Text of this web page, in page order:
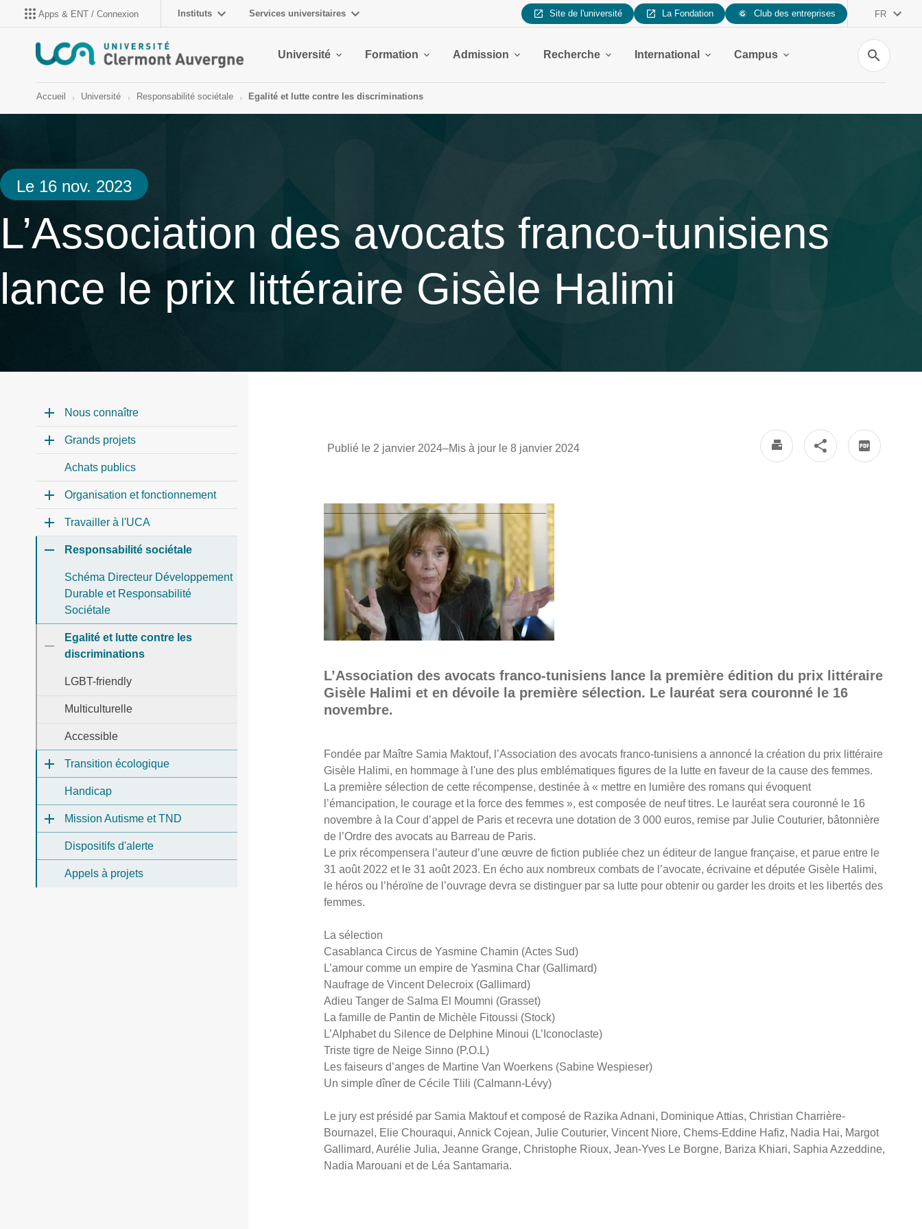
Apps & ENT / Connexion Instituts Services universitaires Site de l'université La Fondation Club des entreprises FR
Université Formation Admission Recherche International Campus
Recherche
Accueil Université Responsabilité sociétale Egalité et lutte contre les discriminations
Le 16 nov. 2023
L’Association des avocats franco-tunisiens
lance le prix littéraire Gisèle Halimi
Publié le 2 janvier 2024–Mis à jour le 8 janvier 2024
L’Association des avocats franco-tunisiens lance la première édition du prix littéraire
Gisèle Halimi et en dévoile la première sélection. Le lauréat sera couronné le 16
novembre.
Fondée par Maître Samia Maktouf, l’Association des avocats franco-tunisiens a annoncé la création du prix littéraire
Gisèle Halimi, en hommage à l'une des plus emblématiques figures de la lutte en faveur de la cause des femmes.
La première sélection de cette récompense, destinée à « mettre en lumière des romans qui évoquent
l’émancipation, le courage et la force des femmes », est composée de neuf titres. Le lauréat sera couronné le 16
novembre à la Cour d’appel de Paris et recevra une dotation de 3 000 euros, remise par Julie Couturier, bâtonnière
de l’Ordre des avocats au Barreau de Paris.
Le prix récompensera l’auteur d’une œuvre de fiction publiée chez un éditeur de langue française, et parue entre le
31 août 2022 et le 31 août 2023. En écho aux nombreux combats de l’avocate, écrivaine et députée Gisèle Halimi,
le héros ou l’héroïne de l’ouvrage devra se distinguer par sa lutte pour obtenir ou garder les droits et les libertés des
femmes.
La sélection
Casablanca Circus de Yasmine Chamin (Actes Sud)
L’amour comme un empire de Yasmina Char (Gallimard)
Naufrage de Vincent Delecroix (Gallimard)
Adieu Tanger de Salma El Moumni (Grasset)
La famille de Pantin de Michèle Fitoussi (Stock)
L’Alphabet du Silence de Delphine Minoui (L’Iconoclaste)
Triste tigre de Neige Sinno (P.O.L)
Les faiseurs d’anges de Martine Van Woerkens (Sabine Wespieser)
Un simple dîner de Cécile Tlili (Calmann-Lévy)
Le jury est présidé par Samia Maktouf et composé de Razika Adnani, Dominique Attias, Christian Charrière-
Bournazel, Elie Chouraqui, Annick Cojean, Julie Couturier, Vincent Niore, Chems-Eddine Hafiz, Nadia Hai, Margot
Gallimard, Aurélie Julia, Jeanne Grange, Christophe Rioux, Jean-Yves Le Borgne, Bariza Khiari, Saphia Azzeddine,
Nadia Marouani et de Léa Santamaria.
Nous connaître
Grands projets
Achats publics
Organisation et fonctionnement
Travailler à l'UCA
Responsabilité sociétale
Schéma Directeur Développement
Durable et Responsabilité
Sociétale
Egalité et lutte contre les
discriminations
LGBT-friendly
Multiculturelle
Accessible
Transition écologique
Handicap
Mission Autisme et TND
Dispositifs d'alerte
Appels à projets